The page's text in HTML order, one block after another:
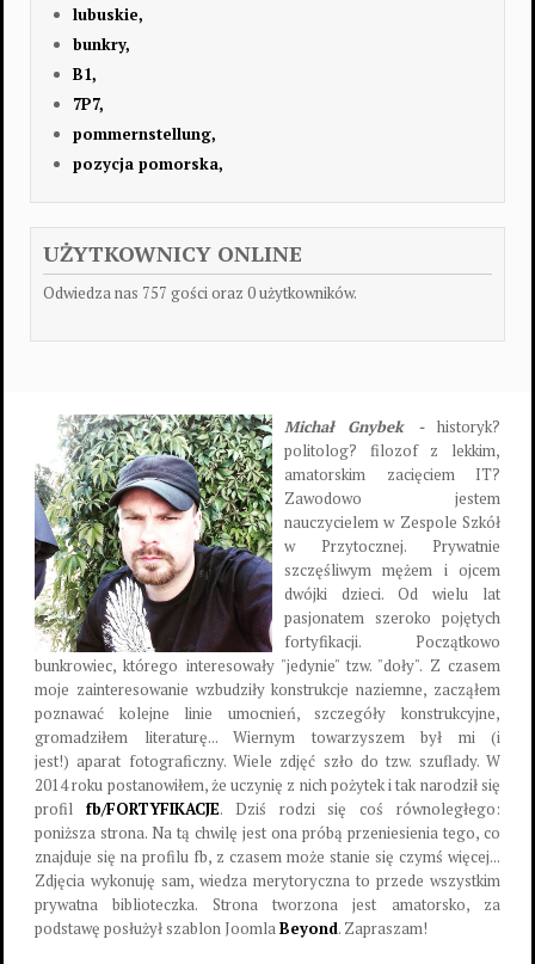
lubuskie,
bunkry,
B1,
7P7,
pommernstellung,
pozycja pomorska,
UŻYTKOWNICY ONLINE
Odwiedza nas 757 gości oraz 0 użytkowników.
Michał Gnybek - historyk?
politolog? filozof z lekkim,
amatorskim zacięciem IT?
Zawodowo jestem
nauczycielem w Zespole Szkół
w Przytocznej. Prywatnie
szczęśliwym mężem i ojcem
dwójki dzieci. Od wielu lat
pasjonatem szeroko pojętych
fortyfikacji. Początkowo
bunkrowiec, którego interesowały "jedynie" tzw. "doły". Z czasem
moje zainteresowanie wzbudziły konstrukcje naziemne, zacząłem
poznawać kolejne linie umocnień, szczegóły konstrukcyjne,
gromadziłem literaturę... Wiernym towarzyszem był mi (i
jest!) aparat fotograficzny. Wiele zdjęć szło do tzw. szuflady. W
2014 roku postanowiłem, że uczynię z nich pożytek i tak narodził się
profil fb/FORTYFIKACJE. Dziś rodzi się coś równoległego:
poniższa strona. Na tą chwilę jest ona próbą przeniesienia tego, co
znajduje się na profilu fb, z czasem może stanie się czymś więcej...
Zdjęcia wykonuję sam, wiedza merytoryczna to przede wszystkim
prywatna biblioteczka. Strona tworzona jest amatorsko, za
podstawę posłużył szablon JoomlaBeyond. Zapraszam!